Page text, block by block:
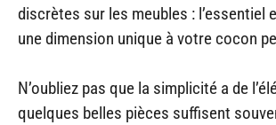
discrètes sur les meubles : l’essentiel
une dimension unique à votre cocon
N’oubliez pas que la simplicité a de
quelques belles pièces suffisent